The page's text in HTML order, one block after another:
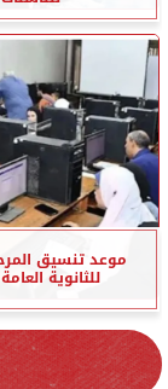
موعد تنسيق
للثانوية العامة